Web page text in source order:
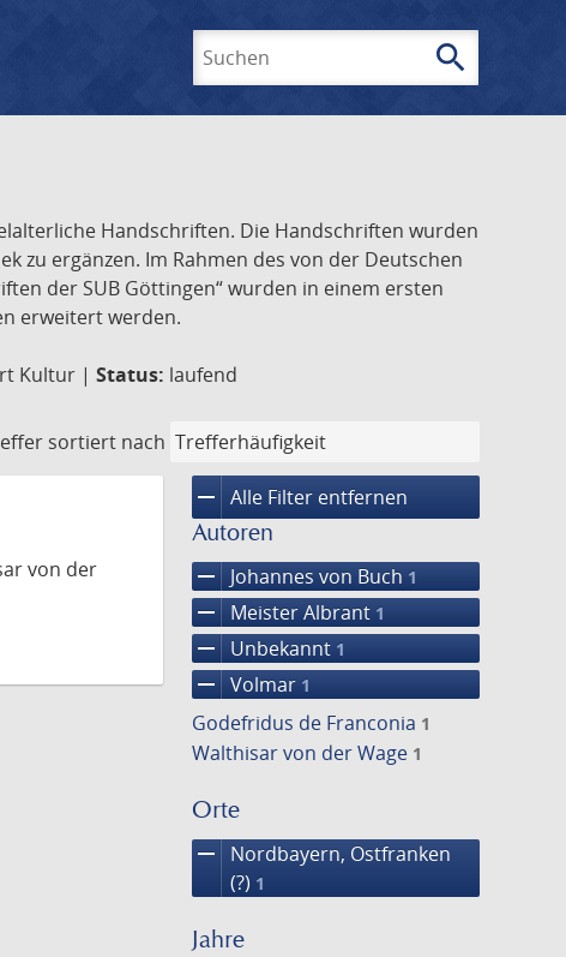
search
Handschriften. Die Handschriften wurden
zu ergänzen. Im Rahmen des von der Deutschen
der SUB Göttingen“ wurden in einem ersten
erweitert werden.
Kultur | Status: laufend
sortiert nach
remove Alle Filter entfernen
Autoren
remove Johannes von Buch 1
remove Meister Albrant 1
remove Unbekannt 1
remove Volmar 1
Godefridus de Franconia 1
Walthisar von der Wage 1
Orte
remove
Nordbayern, Ostfranken
(?) 1
Jahre
von der